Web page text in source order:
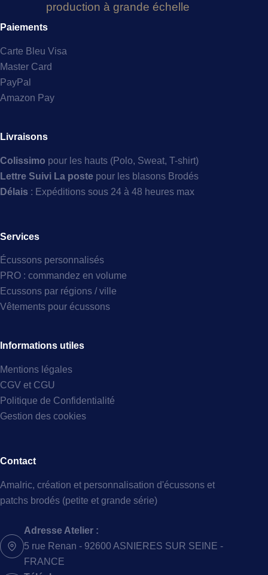
production à grande échelle
Paiements
Carte Bleu Visa
Master Card
PayPal
Amazon Pay
Livraisons
Colissimo pour les hauts (Polo, Sweat, T-shirt)
Lettre Suivi La poste pour les blasons Brodés
Délais : Expéditions sous 24 à 48 heures max
Services
Écussons personnalisés
PRO : commandez en volume
Ecussons par régions / ville
Vêtements pour écussons
Informations utiles
Mentions légales
CGV et CGU
Politique de Confidentialité
Gestion des cookies
Contact
Amalric, création et personnalisation d'écussons et
patchs brodés (petite et grande série)
Adresse Atelier :
5 rue Renan - 92600 ASNIERES SUR SEINE -
FRANCE